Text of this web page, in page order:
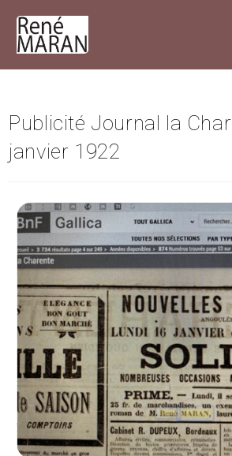
Publicité Journal la
janvier 1922